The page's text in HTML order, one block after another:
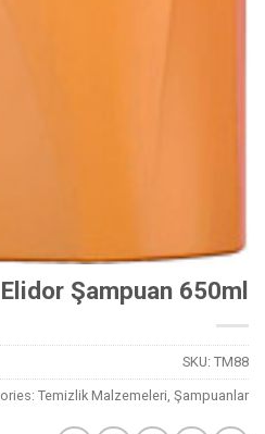
Elidor Şampuan 650ml
SKU: TM88
Temizlik Malzemeleri, Şampuanlar